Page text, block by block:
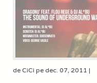
de CiCi pe dec. 07, 2011 |